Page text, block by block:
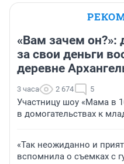
«Вам зачем он?»:
за свои деньги
деревне
3 часа 2 674 5
Участницу шоу «Мама в
в домогательствах к
«Так неожиданно и
вспомнила о съемках с